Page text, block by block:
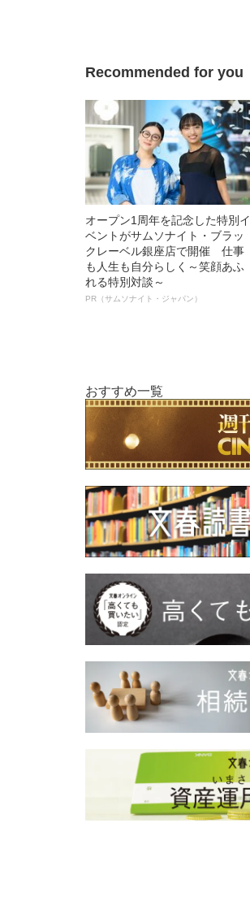
Recommended for you
オープン1周年を記念した特別イ
ベントがサムソナイト・ブラッ
クレーベル銀座店で開催 仕事
も人生も自分らしく～笑顔あふ
れる特別対談～
PR（サムソナイト・ジャパン）
おすすめ一覧